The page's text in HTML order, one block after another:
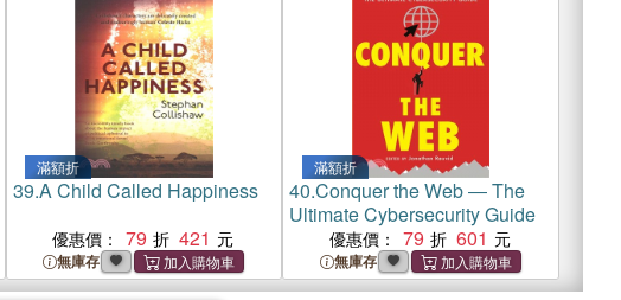
滿額折
39.A Child Called Happiness
優惠價： 79 421
無庫存
滿額折
40.Conquer the Web ― The
Ultimate Cybersecurity Guide
優惠價： 79 601
無庫存